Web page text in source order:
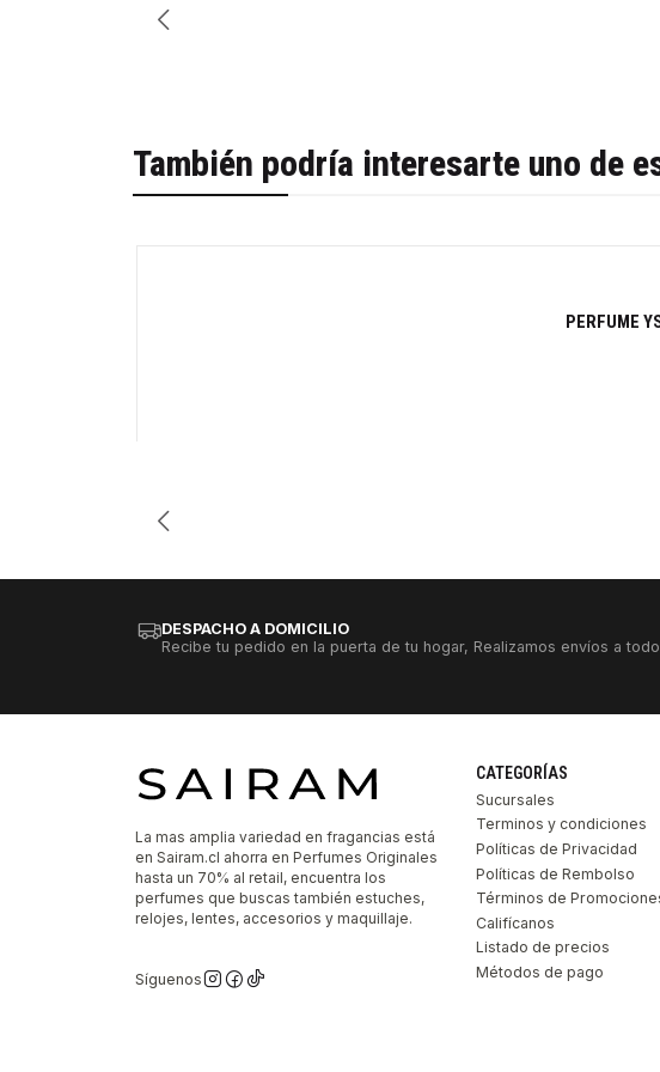
También podría interesarte uno de
PERFUME
DESPACHO A DOMICILIO
Recibe tu pedido en la puerta de tu hogar, Realizamos envíos a
La mas amplia variedad en fragancias está
en Sairam.cl ahorra en Perfumes Originales
hasta un 70% al retail, encuentra los
perfumes que buscas también estuches,
relojes, lentes, accesorios y maquillaje.
Síguenos
CATEGORÍAS
Sucursales
Terminos y condiciones
Políticas de Privacidad
Políticas de Rembolso
Términos de
Califícanos
Listado de precios
Métodos de pago